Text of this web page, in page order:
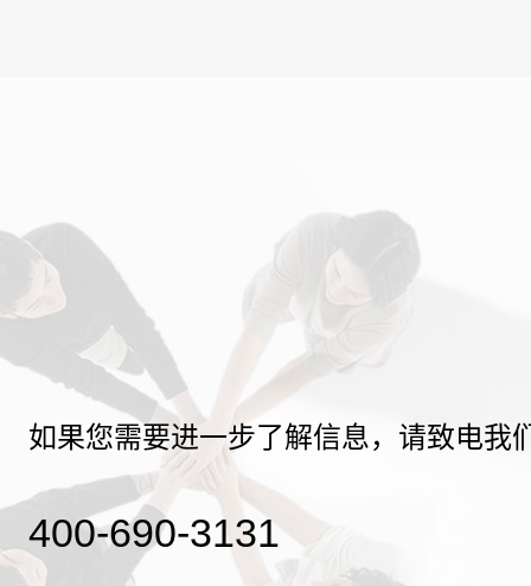
如果您需要进一步了解信息，请致电我
400-690-3131